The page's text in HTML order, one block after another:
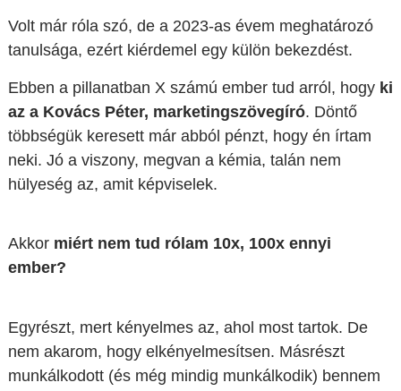
Volt már róla szó, de a 2023-as évem meghatározó
tanulsága, ezért kiérdemel egy külön bekezdést.
Ebben a pillanatban X számú ember tud arról, hogy ki
az a Kovács Péter, marketingszövegíró. Döntő
többségük keresett már abból pénzt, hogy én írtam
neki. Jó a viszony, megvan a kémia, talán nem
hülyeség az, amit képviselek.
Akkor miért nem tud rólam 10x, 100x ennyi
ember?
Egyrészt, mert kényelmes az, ahol most tartok. De
nem akarom, hogy elkényelmesítsen. Másrészt
munkálkodott (és még mindig munkálkodik) bennem